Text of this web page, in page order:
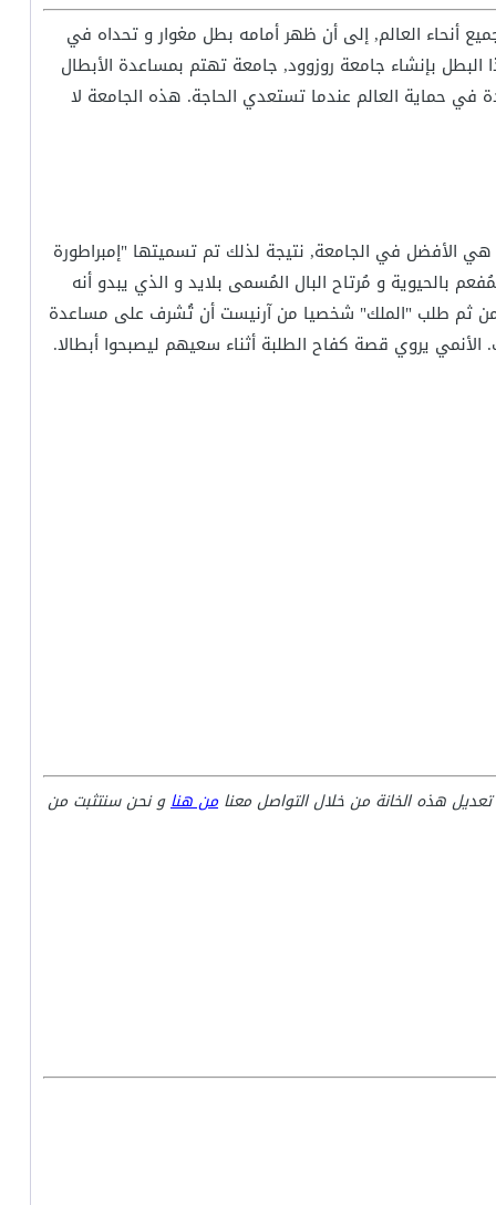
أنحاء العالم, إلى أن ظهر أمامه بطل مغوار و تحداه في
بإنشاء جامعة روزوود, جامعة تهتم بمساعدة الأبطال
في حماية العالم عندما تستعدي الحاجة. هذه الجامعة لا
الأفضل في الجامعة, نتيجة لذلك تم تسميتها "إمبراطورة
بالحيوية و مُرتاح البال المُسمى بلايد و الذي يبدو أنه
ثم طلب "الملك" شخصيا من آرنيست أن تُشرف على مساعدة
يروي قصة كفاح الطلبة أثناء سعيهم ليصبحوا أبطالا.
هذه الخانة من خلال التواصل معنامن هناو نحن سنتثبت من